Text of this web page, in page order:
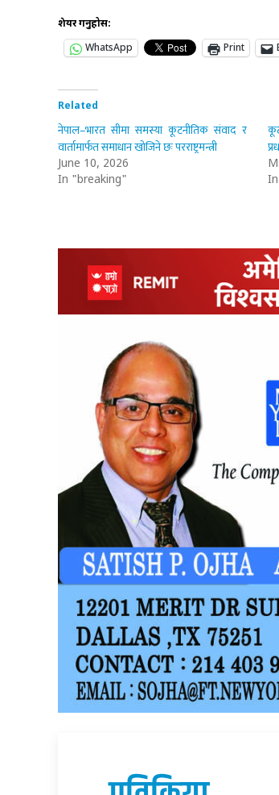
शेयर गर्नुहोस:
WhatsApp
Print
Related
नेपाल–भारत सीमा समस्या कूटनीतिक संवाद र
वार्तामार्फत समाधान खोजिने छः परराष्ट्रमन्त्री
June 10, 2026
In "breaking"